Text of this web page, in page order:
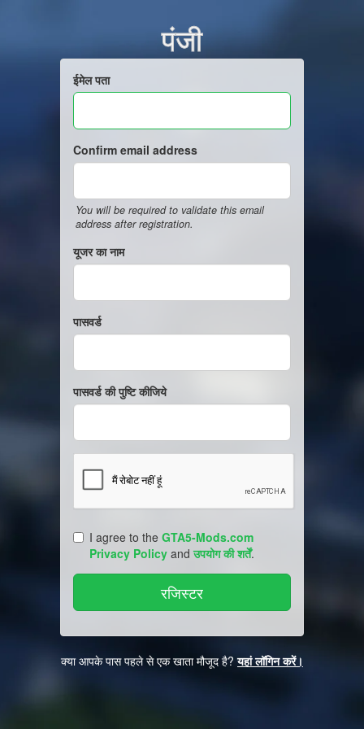
पंजी
ईमेल पता
Confirm email address
You will be required to validate this email
address after registration.
यूजर का नाम
पासवर्ड
पासवर्ड की पुष्टि कीजिये
I agree to the GTA5-Mods.com
Privacy Policy andउपयोग की शर्तें.
क्या आपके पास पहले से एक खाता मौजूद है?यहां लॉगिन करें।